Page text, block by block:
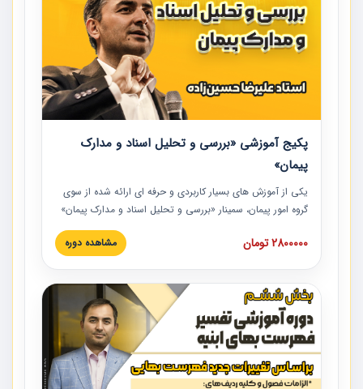
پکیج آموزشی «بررسی و تحلیل اسناد و مدارک
پیمان»
یکی از آموزش‏‏‏‏‏‏ های بسیار کاربردی و حرفه‏ ای ارائه شده از سوی
گروه امور پیمان، سمینار «بررسی و تحلیل اسناد و مدارک پیمان»
است که در دانشگاه صنعتی شریف ارائه شد. در این آموزش
نکات کلیدی مربوط به اسناد و مدارک پیمان، اولویت بندی اسناد
پیمان به همراه تجربیات عملی در این خصوص ارائه شده است.
2800000 تومان مشاهده دوره